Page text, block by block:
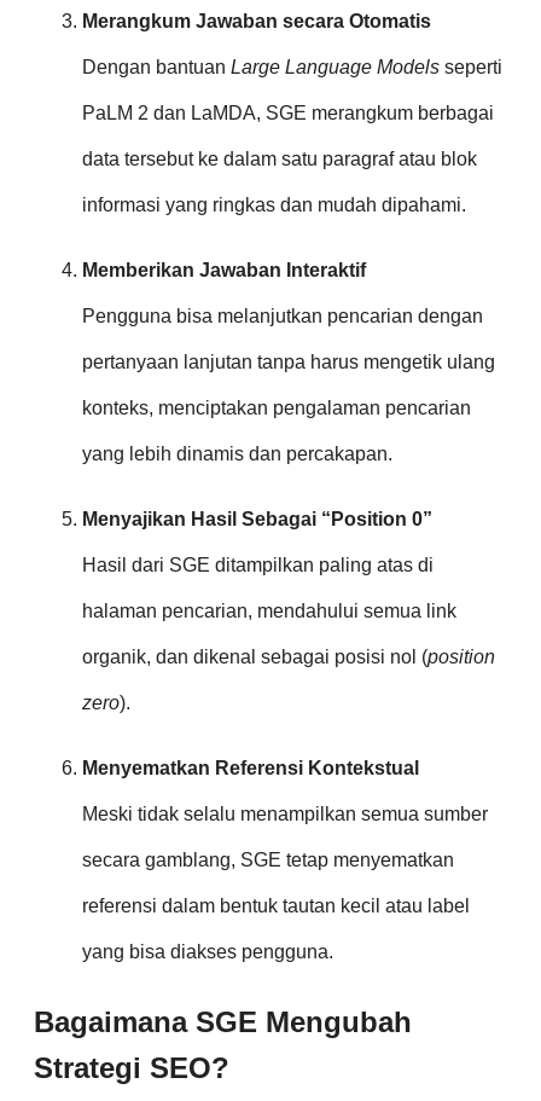
Merangkum Jawaban secara Otomatis
Dengan bantuan Large Language Models seperti
PaLM 2 dan LaMDA, SGE merangkum berbagai
data tersebut ke dalam satu paragraf atau blok
informasi yang ringkas dan mudah dipahami.
Memberikan Jawaban Interaktif
Pengguna bisa melanjutkan pencarian dengan
pertanyaan lanjutan tanpa harus mengetik ulang
konteks, menciptakan pengalaman pencarian
yang lebih dinamis dan percakapan.
Menyajikan Hasil Sebagai “Position 0”
Hasil dari SGE ditampilkan paling atas di
halaman pencarian, mendahului semua link
organik, dan dikenal sebagai posisi nol (position
zero).
Menyematkan Referensi Kontekstual
Meski tidak selalu menampilkan semua sumber
secara gamblang, SGE tetap menyematkan
referensi dalam bentuk tautan kecil atau label
yang bisa diakses pengguna.
Bagaimana SGE Mengubah
Strategi SEO?